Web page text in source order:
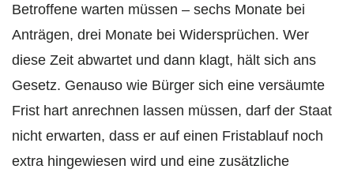
Betroffene warten müssen – sechs Monate bei
Anträgen, drei Monate bei Widersprüchen. Wer
diese Zeit abwartet und dann klagt, hält sich ans
Gesetz. Genauso wie Bürger sich eine versäumte
Frist hart anrechnen lassen müssen, darf der Staat
nicht erwarten, dass er auf einen Fristablauf noch
extra hingewiesen wird und eine zusätzliche